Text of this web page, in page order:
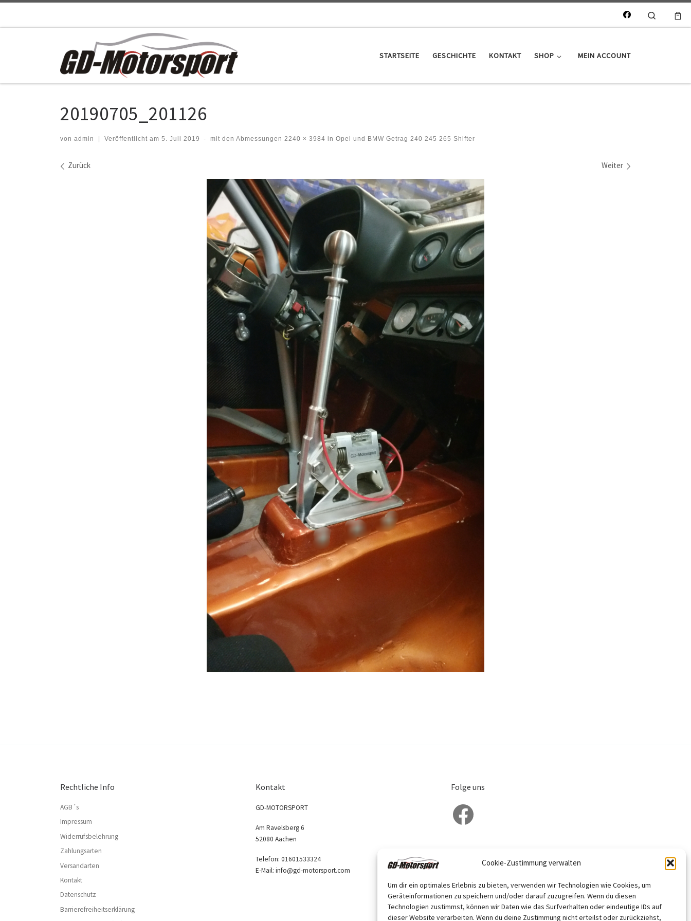
Cookie-Zustimmung verwalten
Um dir ein optimales Erlebnis zu bieten, verwenden wir Technologien wie Cookies, um
Geräteinformationen zu speichern und/oder darauf zuzugreifen. Wenn du diesen
Technologien zustimmst, können wir Daten wie das Surfverhalten oder eindeutige IDs auf
dieser Website verarbeiten. Wenn du deine Zustimmung nicht erteilst oder zurückziehst,
Search
STARTSEITE GESCHICHTE KONTAKT SHOP MEIN ACCOUNT
20190705_201126
von admin | Veröffentlicht am 5. Juli 2019 - mit den Abmessungen 2240 × 3984 in Opel und BMW Getrag 240 245 265 Shifter
Bilder Navigation
Zurück Weiter
Rechtliche Info
AGB´s
Impressum
Widerrufsbelehrung
Zahlungsarten
Versandarten
Kontakt
Datenschutz
Barrierefreiheitserklärung
Kontakt
GD-MOTORSPORT
Am Ravelsberg 6
52080 Aachen
Telefon: 01601533324
E-Mail: info@gd-motorsport.com
Folge uns
Facebook